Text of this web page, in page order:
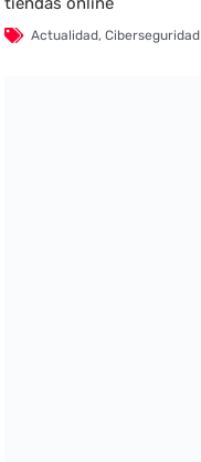
Actualidad,Ciberseguridad